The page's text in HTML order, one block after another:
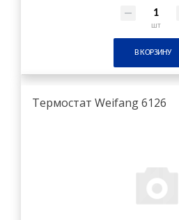
шт
В КОРЗИНУ
Термостат Weifang 6126